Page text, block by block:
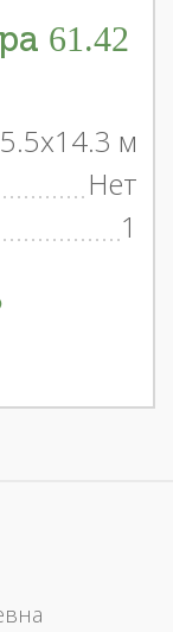
61.42
5.5x14.3 м
Нет
1